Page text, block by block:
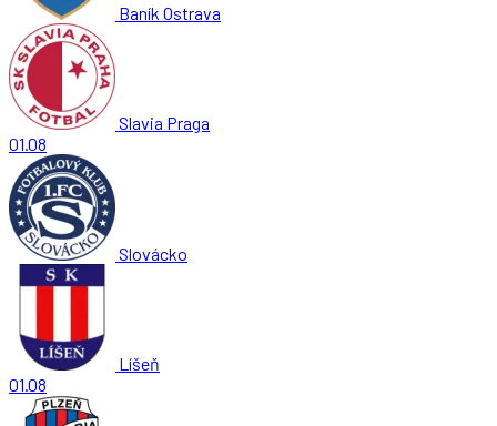
Baník Ostrava
Slavia Praga
01.08
Slovácko
Líšeň
01.08